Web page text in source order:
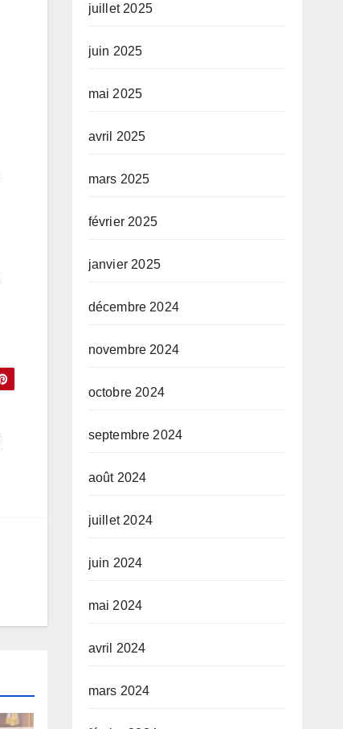
juillet 2025
juin 2025
mai 2025
avril 2025
mars 2025
février 2025
janvier 2025
décembre 2024
novembre 2024
octobre 2024
septembre 2024
août 2024
juillet 2024
juin 2024
mai 2024
avril 2024
mars 2024